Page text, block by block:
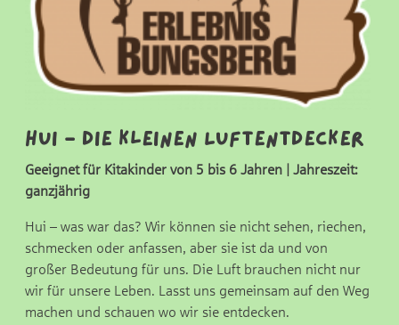
Hui - die kleinen Luftentdecker
Geeignet für Kitakinder von 5 bis 6 Jahren | Jahreszeit:
ganzjährig
Hui – was war das? Wir können sie nicht sehen, riechen,
schmecken oder anfassen, aber sie ist da und von
großer Bedeutung für uns. Die Luft brauchen nicht nur
wir für unsere Leben. Lasst uns gemeinsam auf den Weg
machen und schauen wo wir sie entdecken.